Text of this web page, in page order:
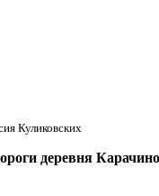
Куликовских
деревня